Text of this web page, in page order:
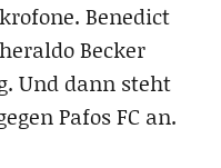
Benedict
Becker
Und dann steht
Pafos FC an.